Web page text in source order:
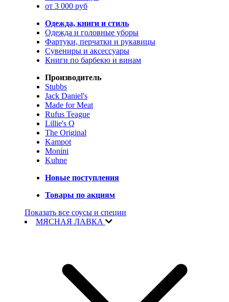
от 3 000 руб
Одежда, книги и стиль
Одежда и головные уборы
Фартуки, перчатки и рукавицы
Сувениры и аксессуары
Книги по барбекю и винам
Производитель
Stubbs
Jack Daniel's
Made for Meat
Rufus Teague
Lillie's Q
The Original
Kampot
Monini
Kuhne
Новые поступления
Товары по акциям
Показать все соусы и специи
МЯСНАЯ ЛАВКА